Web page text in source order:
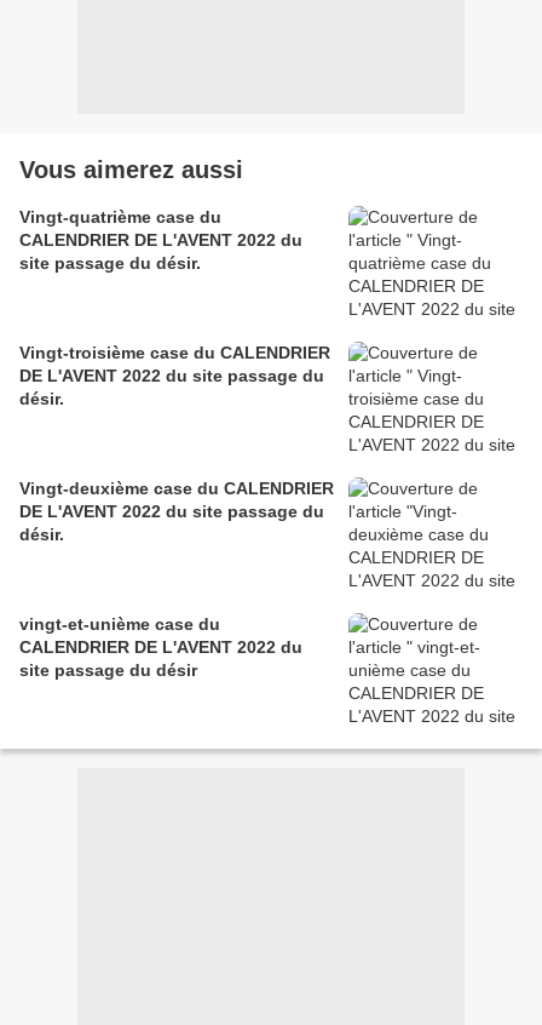
Vous aimerez aussi
Vingt-quatrième case du
CALENDRIER DE L'AVENT 2022 du
site passage du désir.
Vingt-troisième case du CALENDRIER
DE L'AVENT 2022 du site passage du
désir.
Vingt-deuxième case du CALENDRIER
DE L'AVENT 2022 du site passage du
désir.
vingt-et-unième case du
CALENDRIER DE L'AVENT 2022 du
site passage du désir